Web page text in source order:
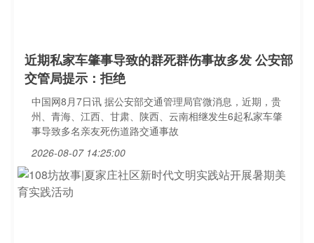
近期私家车肇事导致的群死群伤事故多发 公安部
交管局提示：拒绝
中国网8月7日讯 据公安部交通管理局官微消息，近期，贵
州、青海、江西、甘肃、陕西、云南相继发生6起私家车肇
事导致多名亲友死伤道路交通事故
2026-08-07 14:25:00